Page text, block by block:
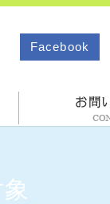
Facebook